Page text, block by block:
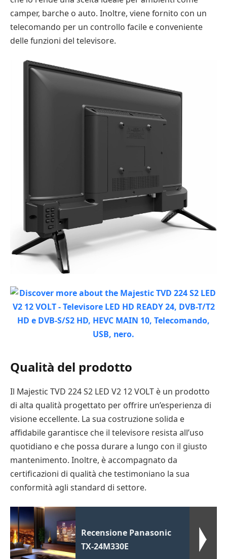
camper, barche o auto. Inoltre, viene fornito con un
telecomando per un controllo facile e conveniente
delle funzioni del televisore.
Qualità del prodotto
Il Majestic TVD 224 S2 LED V2 12 VOLT è un prodotto
di alta qualità progettato per offrire un’esperienza di
visione eccellente. La sua costruzione solida e
affidabile garantisce che il televisore resista all’uso
quotidiano e che possa durare a lungo con il giusto
mantenimento. Inoltre, è accompagnato da
certificazioni di qualità che testimoniano la sua
conformità agli standard di settore.
Recensione Panasonic
TX-24M330E